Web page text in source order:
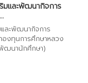
มและพัฒนากิจการ
ละพัฒนากิจการ
องทุนการศึกษาหลวง
ฒนานักศึกษา)